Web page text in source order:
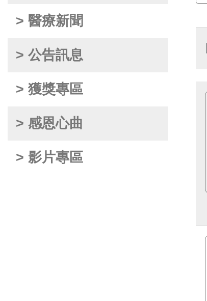
> 醫療新聞
> 公告訊息
> 獲獎專區
> 感恩心曲
> 影片專區